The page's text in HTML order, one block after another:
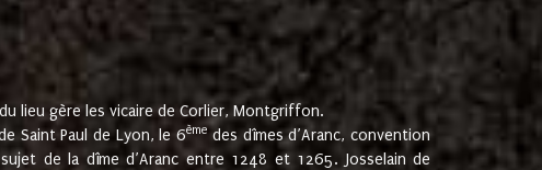
lieu gère les vicaire de Corlier, Montgriffon.
Saint Paul de Lyon, le 6ème des dîmes d’Aranc, convention
de la dîme d’Aranc entre 1248 et 1265. Josselain de